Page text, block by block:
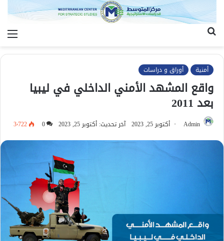
أمنية أوراق و دراسات
واقع المشهد الأمني الداخلي في ليبيا
بعد 2011
Admin أكتوبر 25, 2023 آخر تحديث: أكتوبر 25, 2023 0 3٬722